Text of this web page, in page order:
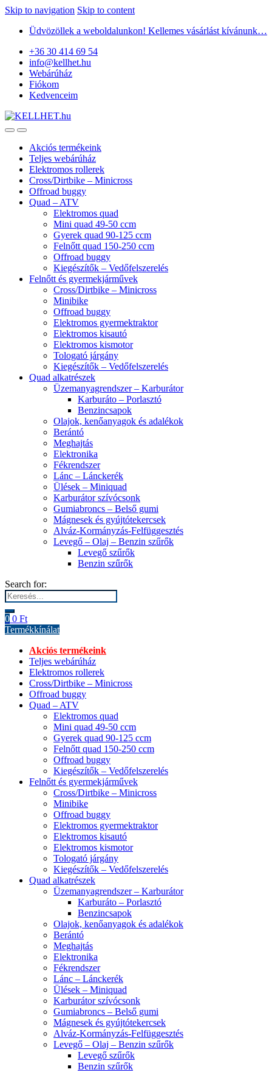
Skip to navigation Skip to content
Üdvözöllek a weboldalunkon! Kellemes vásárlást kívánunk…
+36 30 414 69 54
info@kellhet.hu
Webárúház
Fiókom
Kedvenceim
Akciós termékeink
Teljes webárúház
Elektromos rollerek
Cross/Dirtbike – Minicross
Offroad buggy
Quad – ATV
Elektromos quad
Mini quad 49-50 ccm
Gyerek quad 90-125 ccm
Felnőtt quad 150-250 ccm
Offroad buggy
Kiegészítők – Vedőfelszerelés
Felnőtt és gyermekjárművek
Cross/Dirtbike – Minicross
Minibike
Offroad buggy
Elektromos gyermektraktor
Elektromos kisautó
Elektromos kismotor
Tologató járgány
Kiegészítők – Vedőfelszerelés
Quad alkatrészek
Üzemanyagrendszer – Karburátor
Karburáto – Porlasztó
Benzincsapok
Olajok, kenőanyagok és adalékok
Berántó
Meghajtás
Elektronika
Fékrendszer
Lánc – Lánckerék
Ülések – Miniquad
Karburátor szívócsonk
Gumiabroncs – Belső gumi
Mágnesek és gyújtótekercsek
Alváz-Kormányzás-Felfüggesztés
Levegő – Olaj – Benzin szűrők
Levegő szűrők
Benzin szűrők
Search for:
0 0 Ft
Termékkínálat
Akciós termékeink
Teljes webárúház
Elektromos rollerek
Cross/Dirtbike – Minicross
Offroad buggy
Quad – ATV
Elektromos quad
Mini quad 49-50 ccm
Gyerek quad 90-125 ccm
Felnőtt quad 150-250 ccm
Offroad buggy
Kiegészítők – Vedőfelszerelés
Felnőtt és gyermekjárművek
Cross/Dirtbike – Minicross
Minibike
Offroad buggy
Elektromos gyermektraktor
Elektromos kisautó
Elektromos kismotor
Tologató járgány
Kiegészítők – Vedőfelszerelés
Quad alkatrészek
Üzemanyagrendszer – Karburátor
Karburáto – Porlasztó
Benzincsapok
Olajok, kenőanyagok és adalékok
Berántó
Meghajtás
Elektronika
Fékrendszer
Lánc – Lánckerék
Ülések – Miniquad
Karburátor szívócsonk
Gumiabroncs – Belső gumi
Mágnesek és gyújtótekercsek
Alváz-Kormányzás-Felfüggesztés
Levegő – Olaj – Benzin szűrők
Levegő szűrők
Benzin szűrők